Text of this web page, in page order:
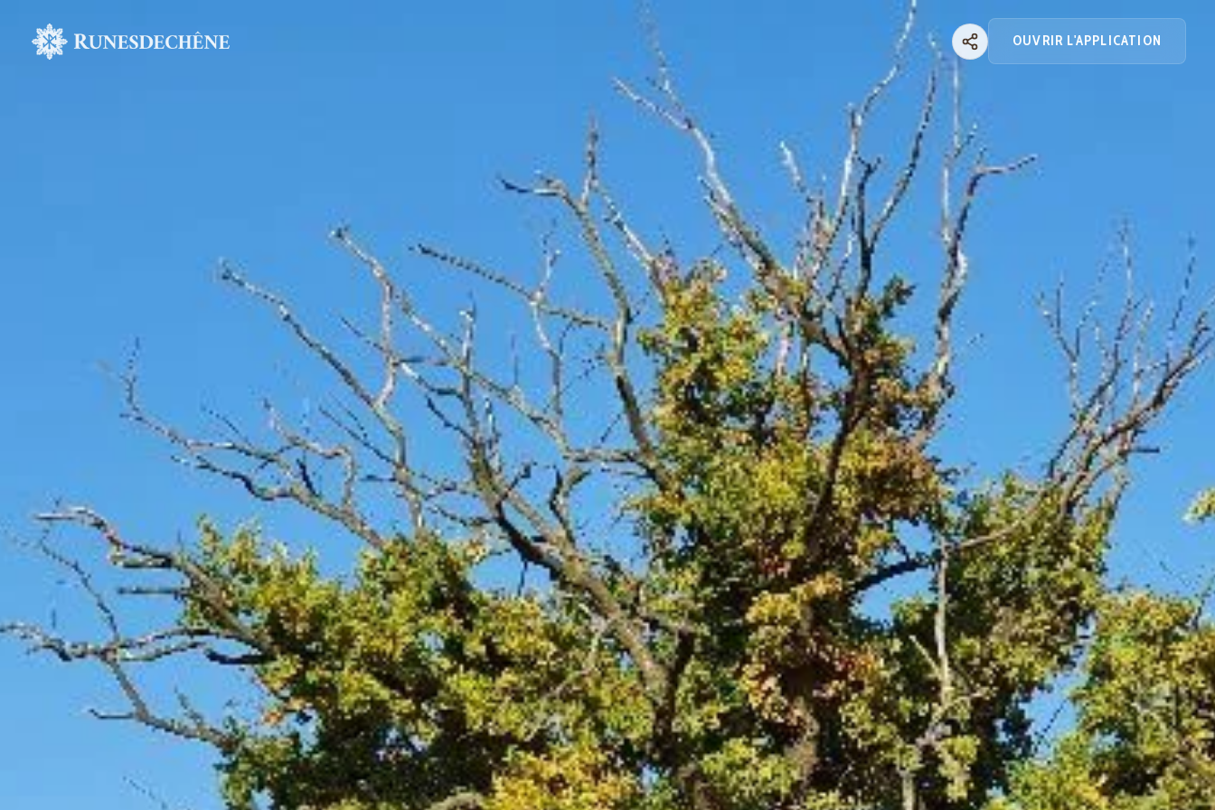
OUVRIR L'APPLICATION